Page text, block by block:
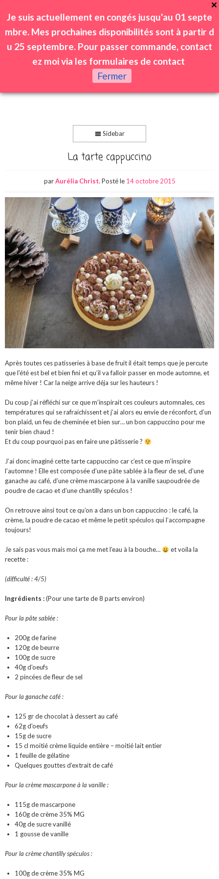
Sidebar
La tarte cappuccino
parAurélia Christ. Posté le 14 octobre 2015
Après toutes ces patisseries à base de fruit il était temps que je percute
que l’été est bel et bien fini et qu’il va falloir passer en mode automne, et
même hiver ! Car la neige arrive déja sur les hauteurs !
Du coup j’ai réfléchi sur ce que m’inspirait ces couleurs automnales, ces
températures qui se rafraichissent et j’ai alors eu envie de réconfort, d’un
bon plaid, un feu de cheminée et bien sur… un bon cappuccino pour me
tenir bien chaud !
Et du coup pourquoi pas en faire une pâtisserie ?
J’ai donc imaginé cette tarte cappuccino car c’est ce que m’inspire
l’automne ! Elle est composée d’une pâte sablée à la fleur de sel, d’une
ganache au café, d’une crème mascarpone à la vanille saupoudrée de
poudre de cacao et d’une chantilly spéculos !
On retrouve ainsi tout ce qu’on a dans un bon cappuccino : le café, la
crème, la poudre de cacao et même le petit spéculos qui l’accompagne
toujours!
Je sais pas vous mais moi ça me met l’eau à la bouche…
et voila la
recette :
(difficulté : 4/5)
Ingrédients :(Pour une tarte de 8 parts environ)
Pour la pâte sablée :
200g de farine
120g de beurre
100g de sucre
40g d’oeufs
2 pincées de fleur de sel
Pour la ganache café :
125 gr de chocolat à dessert au café
62g d’oeufs
15g de sucre
15 cl moitié crème liquide entière – moitié lait entier
1 feuille de gélatine
Quelques gouttes d’extrait de café
Pour la crème mascarpone à la vanille :
115g de mascarpone
160g de crème 35% MG
40g de sucre vanillé
1 gousse de vanille
Pour la crème chantilly spéculos :
100g de crème 35% MG
Je suis actuellement en congés jusqu'au 01 septe
mbre. Mes prochaines disponibilités sont à partir d
u 25 septembre. Pour passer commande, contact
ez moi via les formulaires de contact
Fermer